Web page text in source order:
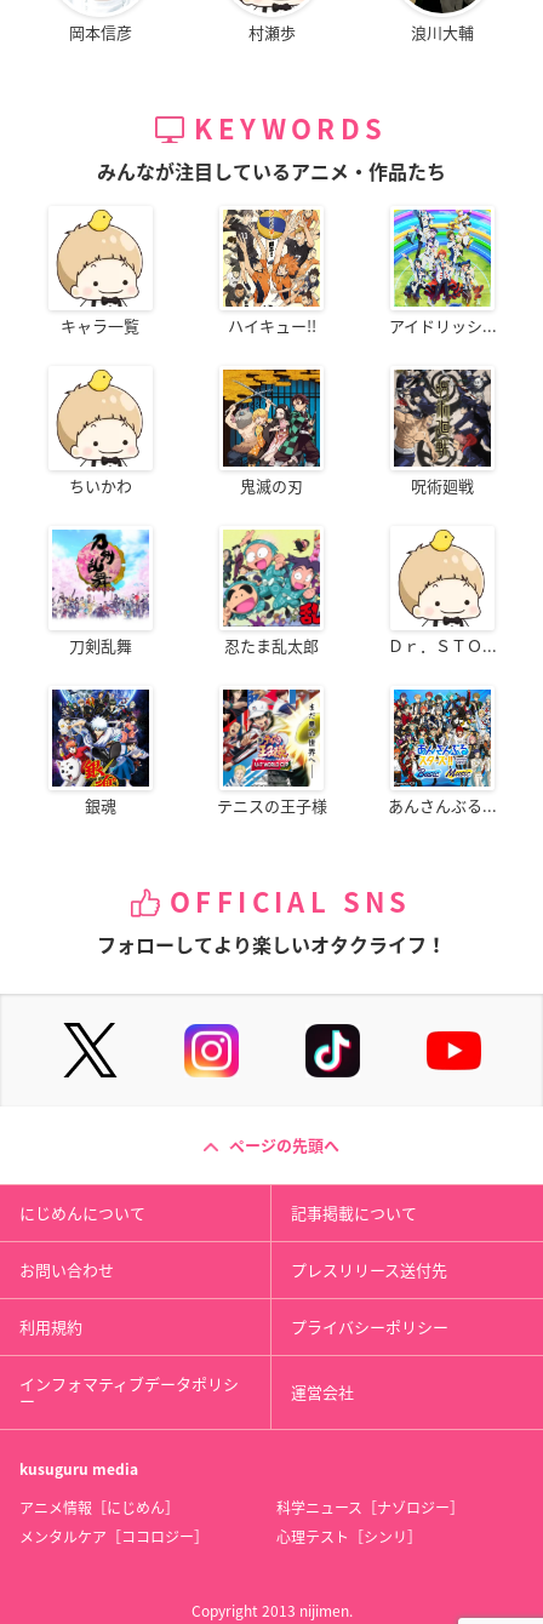
発売日：2018年01月
Amazonで購入 アニメイトで購入
岡本信彦 村瀬歩 浪川大輔
KEYWORDS
みんなが注目しているアニメ・作品たち
キャラ一覧 ハイキュー!! アイドリッシ...
ちいかわ 鬼滅の刃 呪術廻戦
刀剣乱舞 忍たま乱太郎 Ｄｒ．ＳＴＯ...
銀魂 テニスの王子様 あんさんぶる...
OFFICIAL SNS
フォローしてより楽しいオタクライフ！
ページの先頭へ
にじめんについて 記事掲載について
お問い合わせ プレスリリース送付先
利用規約 プライバシーポリシー
インフォマティブデータポリシ
ー 運営会社
kusuguru media
アニメ情報［にじめん］
科学ニュース［ナゾロジー］
メンタルケア［ココロジー］
心理テスト［シンリ］
Copyright 2013 nijimen.